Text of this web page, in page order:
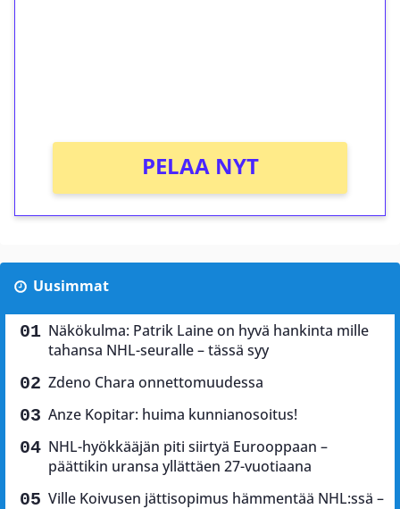
PELAA NYT
Uusimmat
Näkökulma: Patrik Laine on hyvä hankinta mille
tahansa NHL-seuralle – tässä syy
Zdeno Chara onnettomuudessa
Anze Kopitar: huima kunnianosoitus!
NHL-hyökkääjän piti siirtyä Eurooppaan –
päättikin uransa yllättäen 27-vuotiaana
Ville Koivusen jättisopimus hämmentää NHL:ssä –